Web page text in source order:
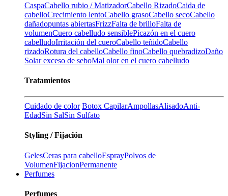
CaspaCabello rubio / MatizadorCabello RizadoCaida de
cabelloCrecimiento lentoCabello grasoCabello secoCabello
dañadopuntas abiertasFrizzFalta de brilloFalta de
volumenCuero cabelludo sensiblePicazón en el cuero
cabelludoIrritación del cueroCabello teñidoCabello
rizadoRotura del cabelloCabello finoCabello quebradizoDaño
Solarexceso de seboMal olor en el cuero cabelludo
Tratamientos
Cuidado de color Botox CapilarAmpollasAlisadoAnti-
EdadSin SalSin Sulfato
Styling / Fijación
GelesCeras para cabelloEsprayPolvos de
VolumenFijacionPermanente
Perfumes
Perfumes